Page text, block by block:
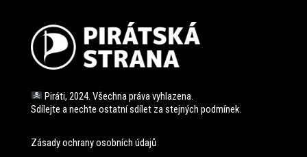
Piráti, 2024. Všechna práva vyhlazena.
Sdílejte a nechte ostatní sdílet za stejných podmínek.
Zásady ochrany osobních údajů